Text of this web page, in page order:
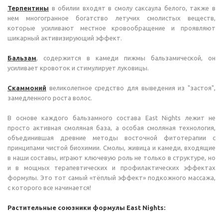
Терпентины в обилии входят в смолу саксаула белого, также в
нем многогранное богатство летучих смолистых веществ,
которые усиливают местное кровообращение и проявляют
шикарный активизирующий эффект.
Бальзам, содержится в камеди пижмы бальзамической, он
усиливает кровоток и стимулирует луковицы.
Скаммоний великолепное средство для выведения из "застоя",
замедленного роста волос.
В основе каждого бальзамного состава East Nights лежит не
просто активная смоляная база, а особая смоляная технология,
объединившая древние методы восточной фитотерапии с
принципами чистой биохимии. Смолы, живица и камеди, входящие
в наши составы, играют ключевую роль не только в структуре, но
и в мощных терапевтических и профилактических эффектах
формулы. Это тот самый «тёплый эффект» подкожного массажа,
с которого все начинается!
Растительные союзники формулы East Nights: